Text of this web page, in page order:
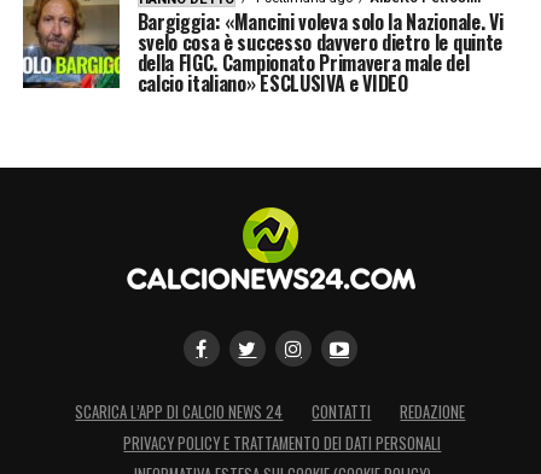
Bargiggia: «Mancini voleva solo la Nazionale. Vi
svelo cosa è successo davvero dietro le quinte
della FIGC. Campionato Primavera male del
calcio italiano» ESCLUSIVA e VIDEO
SCARICA L’APP DI CALCIO NEWS 24 CONTATTI
REDAZIONE
PRIVACY POLICY E TRATTAMENTO DEI DATI PERSONALI